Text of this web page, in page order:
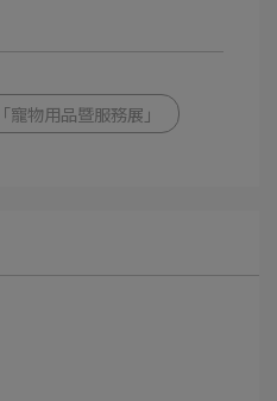
寵物用品暨服務展」